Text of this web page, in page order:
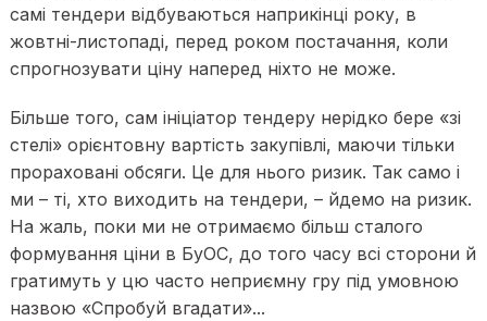
самі тендери відбуваються наприкінці року, в
жовтні-листопаді, перед роком постачання, коли
спрогнозувати ціну наперед ніхто не може.
Більше того, сам ініціатор тендеру нерідко бере «зі
стелі» орієнтовну вартість закупівлі, маючи тільки
прораховані обсяги. Це для нього ризик. Так само і
ми – ті, хто виходить на тендери, – йдемо на ризик.
На жаль, поки ми не отримаємо більш сталого
формування ціни в БуОС, до того часу всі сторони й
гратимуть у цю часто неприємну гру під умовною
назвою «Спробуй вгадати»...